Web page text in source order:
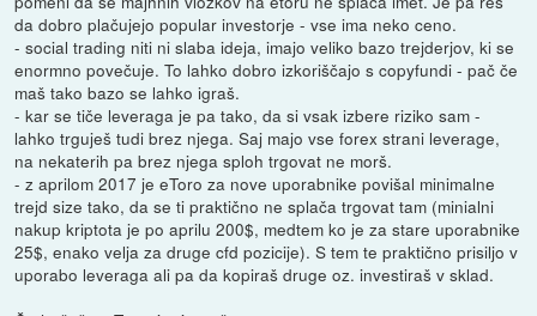
da dobro plačujejo popular investorje - vse ima neko ceno.
- social trading niti ni slaba ideja, imajo veliko bazo trejderjov, ki se
enormno povečuje. To lahko dobro izkoriščajo s copyfundi - pač če
maš tako bazo se lahko igraš.
- kar se tiče leveraga je pa tako, da si vsak izbere riziko sam -
lahko trguješ tudi brez njega. Saj majo vse forex strani leverage,
na nekaterih pa brez njega sploh trgovat ne morš.
- z aprilom 2017 je eToro za nove uporabnike povišal minimalne
trejd size tako, da se ti praktično ne splača trgovat tam (minialni
nakup kriptota je po aprilu 200$, medtem ko je za stare uporabnike
25$, enako velja za druge cfd pozicije). S tem te praktično prisiljo v
uporabo leveraga ali pa da kopiraš druge oz. investiraš v sklad.